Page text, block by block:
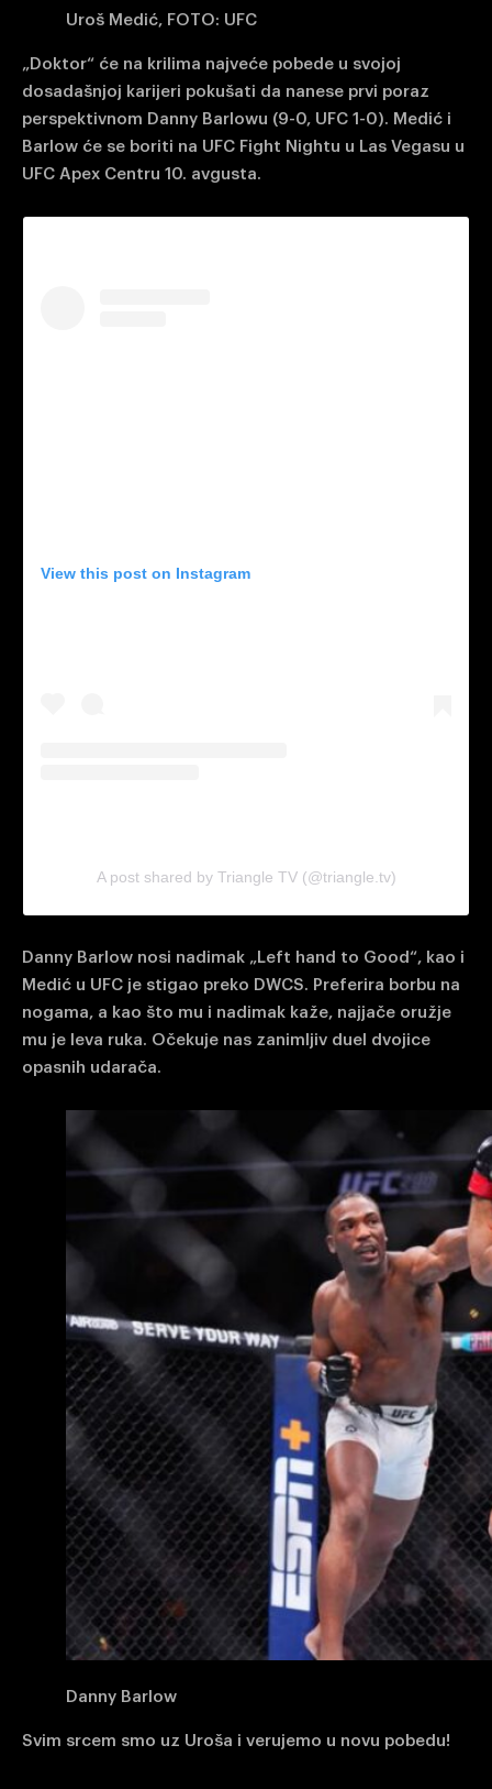
Uroš Medić, FOTO: UFC
„Doktor“ će na krilima najveće pobede u svojoj
dosadašnjoj karijeri pokušati da nanese prvi poraz
perspektivnom Danny Barlowu (9-0, UFC 1-0). Medić i
Barlow će se boriti na UFC Fight Nightu u Las Vegasu u
UFC Apex Centru 10. avgusta.
View this post on Instagram
A post shared by Triangle TV (@triangle.tv)
Danny Barlow nosi nadimak „Left hand to Good“, kao i
Medić u UFC je stigao preko DWCS. Preferira borbu na
nogama, a kao što mu i nadimak kaže, najjače oružje
mu je leva ruka. Očekuje nas zanimljiv duel dvojice
opasnih udarača.
Danny Barlow
Svim srcem smo uz Uroša i verujemo u novu pobedu!